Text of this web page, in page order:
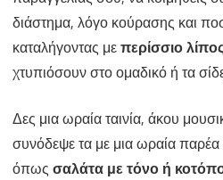
διάστημα, λόγο κούρασης και
καταλήγοντας μεπερίσσιο
χτυπιόσουν στο ομαδικό ή τα
Δες μια ωραία ταινία, άκου
συνόδεψε τα με μια ωραία παρέα
όπως σαλάτα με τόνο ή